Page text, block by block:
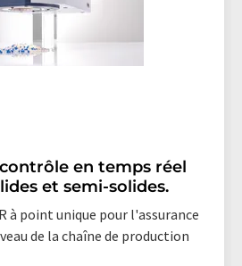
en temps réel
et semi-solides.
à point unique pour l'assurance
de la chaîne de production